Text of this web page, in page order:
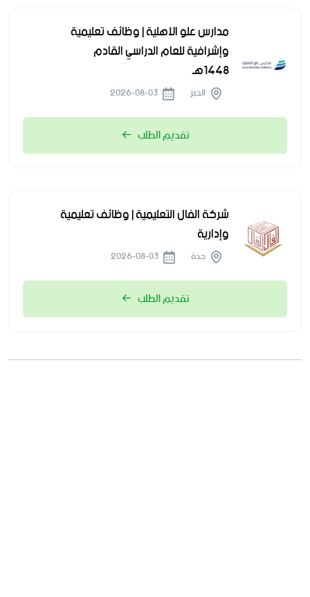
مدارس علو الأهلية | وظائف تعليمية
وإشرافية للعام الدراسي القادم
1448هـ
الخبر
تقديم الطلب
شركة الفال التعليمية | وظائف تعليمية
وإدارية
جدة
تقديم الطلب